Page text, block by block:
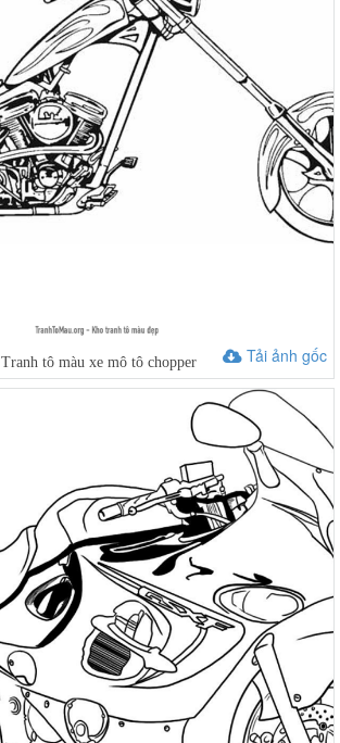
Tải ảnh gốc
Tranh tô màu xe mô tô chopper